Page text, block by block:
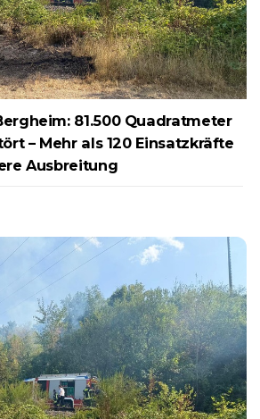
81.500 Quadratmeter
– Mehr als 120 Einsatzkräfte
Ausbreitung